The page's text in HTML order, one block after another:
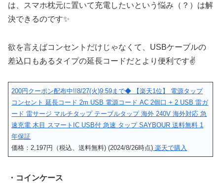
は、スマホ枕元に置いて充電したいという悩み（？）は解
決できるのです✨
欲を言えばコンセントだけじゃなくて、USBケーブルの
差込口もあるタイプの延長コードだとより便利です✌
200円クーポン配布中!!8/27(火)9:59まで◆ 【楽天1位】 電源タップ
コンセント 延長コード 2m USB 電源コード AC 2個口 + 2 USB 雷ガ
ード 雷サージ マルチタップ テーブルタップ 海外 240V 海外対応 急
速充電 木目 スマートIC USB付 急速 タップ SAYBOUR 送料無料 1
年保証
価格：2,197円（税込、送料無料) (2024/8/26時点) 楽天で購入
・コインケース